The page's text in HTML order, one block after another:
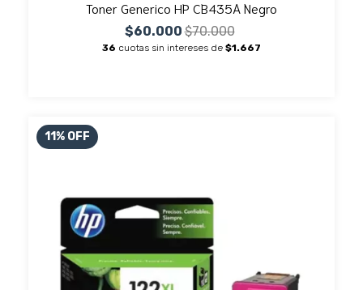
Toner Generico HP CB435A Negro
$60.000$70.000
36 cuotas sin intereses de $1.667
11% OFF